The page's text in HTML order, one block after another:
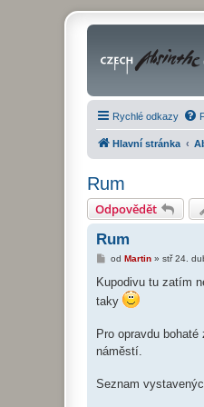
Rychlé odkazy
Hlavní stránka
Rum
Odpovědět
Rum
P
í
s
p
e
k
od Martin» stř 24.
Kupodivu tu zatím
taky
Pro opravdu
náměstí.
Seznam